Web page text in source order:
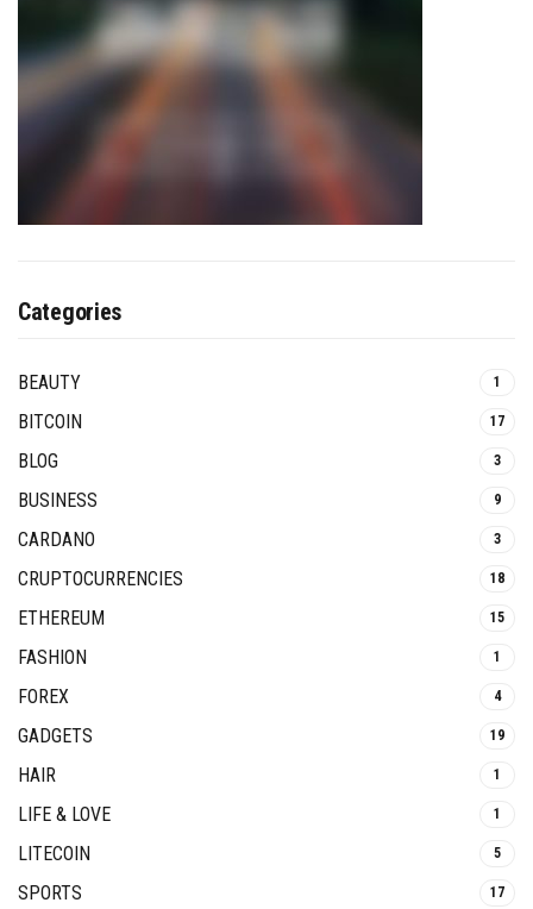
Categories
BEAUTY 1
BITCOIN 17
BLOG 3
BUSINESS 9
CARDANO 3
CRUPTOCURRENCIES 18
ETHEREUM 15
FASHION 1
FOREX 4
GADGETS 19
HAIR 1
LIFE & LOVE 1
LITECOIN 5
SPORTS 17